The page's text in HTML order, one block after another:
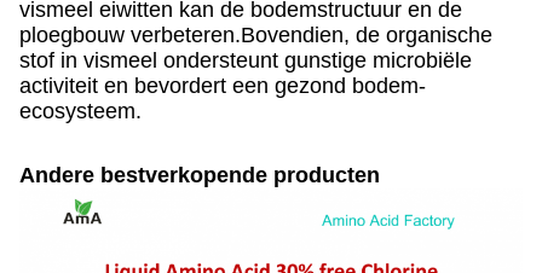
vismeel eiwitten kan de bodemstructuur en de
ploegbouw verbeteren.Bovendien, de organische
stof in vismeel ondersteunt gunstige microbiële
activiteit en bevordert een gezond bodem-
ecosysteem.
Andere bestverkopende producten